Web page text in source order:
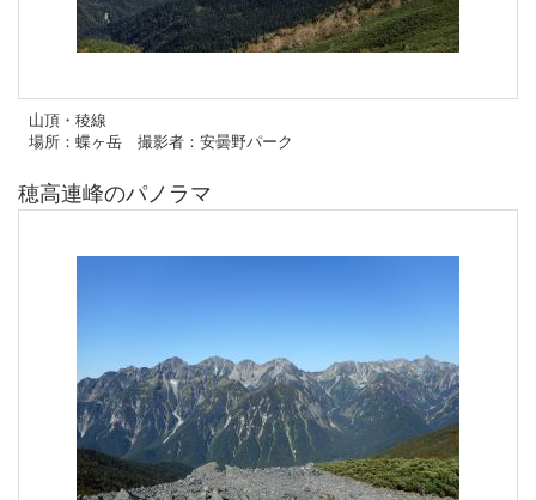
山頂・稜線
場所：蝶ヶ岳 撮影者：安曇野パーク
穂高連峰のパノラマ